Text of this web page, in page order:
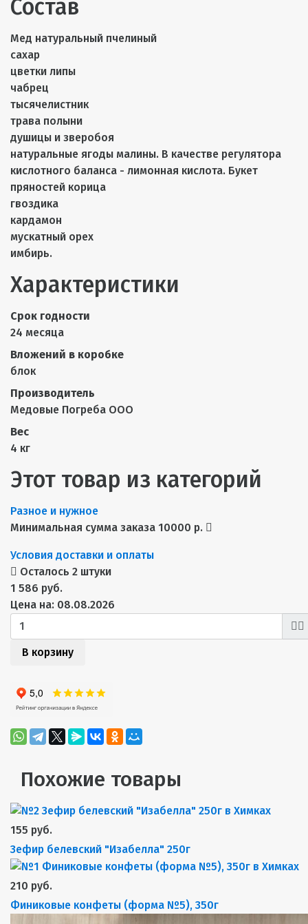
Состав
Мед натуральный пчелиный
сахар
цветки липы
чабрец
тысячелистник
трава полыни
душицы и зверобоя
натуральные ягоды малины. В качестве регулятора
кислотного баланса - лимонная кислота. Букет
пряностей корица
гвоздика
кардамон
мускатный орех
имбирь.
Характеристики
Срок годности
24 месяца
Вложений в коробке
блок
Производитель
Медовые Погреба ООО
Вес
4 кг
Этот товар из категорий
Разное и нужное
Минимальная сумма заказа 10000 р.
Условия доставки и оплаты
Осталось 2 штуки
1 586 руб.
Цена на: 08.08.2026
В корзину
Похожие товары
155 руб.
Зефир белевский "Изабелла" 250г
210 руб.
Финиковые конфеты (форма №5), 350г